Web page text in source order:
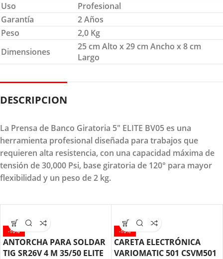
Uso
Profesional
Garantía
2 Años
Peso
2,0 Kg
Dimensiones
25 cm Alto x 29 cm Ancho x 8 cm
Largo
DESCRIPCION
La Prensa de Banco Giratoria 5" ELITE BV05 es una
herramienta profesional diseñada para trabajos que
requieren alta resistencia, con una capacidad máxima de
tensión de 30,000 Psi, base giratoria de 120° para mayor
flexibilidad y un peso de 2 kg.
-10%
ANTORCHA PARA SOLDAR
TIG SR26V 4 M 35/50 ELITE
-10%
CARETA ELECTRÓNICA
VARIOMATIC 501 CSVM501